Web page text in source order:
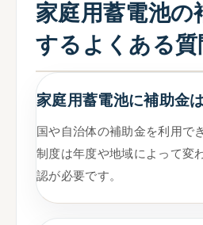
家庭用蓄電池の
するよくある質
家庭用蓄電池に補助金
国や自治体の補助金を利用で
制度は年度や地域によって変
認が必要です。